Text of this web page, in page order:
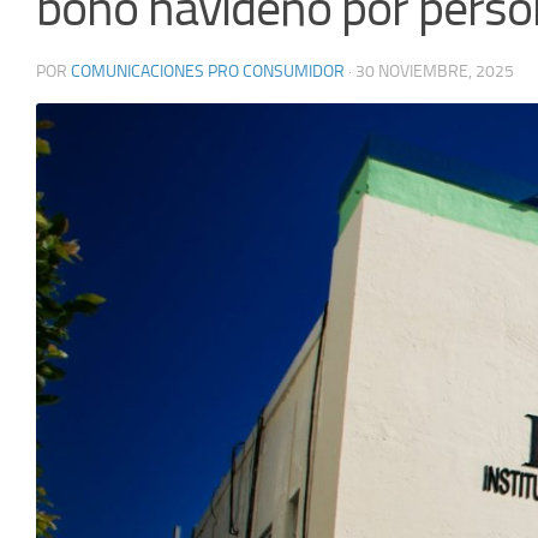
POR COMUNICACIONES PRO CONSUMIDOR · 30 NOVIEMBRE, 2025